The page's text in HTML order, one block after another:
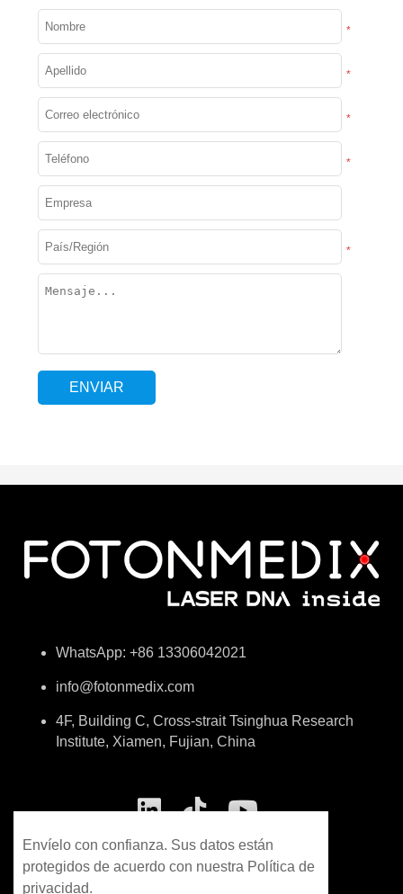
*
*
*
*
*
WhatsApp: +86 13306042021
info@fotonmedix.com
4F, Building C, Cross-strait Tsinghua Research
Institute, Xiamen, Fujian, China
Envíelo con confianza. Sus datos están
protegidos de acuerdo con nuestra Política de
privacidad.